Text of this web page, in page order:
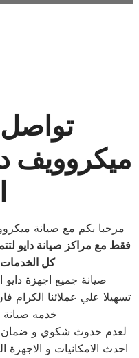
ميكروويف
مرحبا بكم مع صيانة
فقط مع مراكز صيانة دايو
كل الخدمات
صيانة جميع اجهزة دايو
تسهيلا علي عملائنا الكرام
خدمه صيانة
احدث الامكانيات و الاجهزة